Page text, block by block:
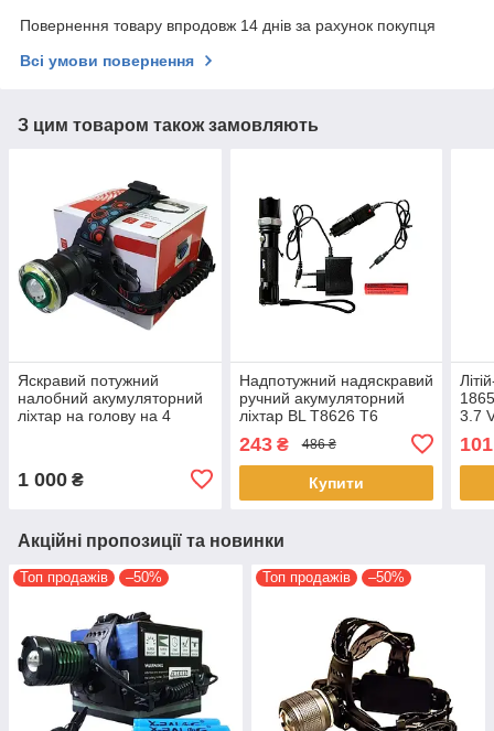
Повернення товару впродовж 14 днів за рахунок покупця
Всі умови повернення
З цим товаром також замовляють
Яскравий потужний
налобний акумуляторний
ліхтар на голову на 4
1 000 ₴
Надпотужний надяскравий
ручний акумуляторний
ліхтар BL T8626 T6
Zoom 18650
243₴ 486 ₴
Купити
3.7
101
Акційні пропозиції та новинки
Топ продажів –50% Топ продажів –50%